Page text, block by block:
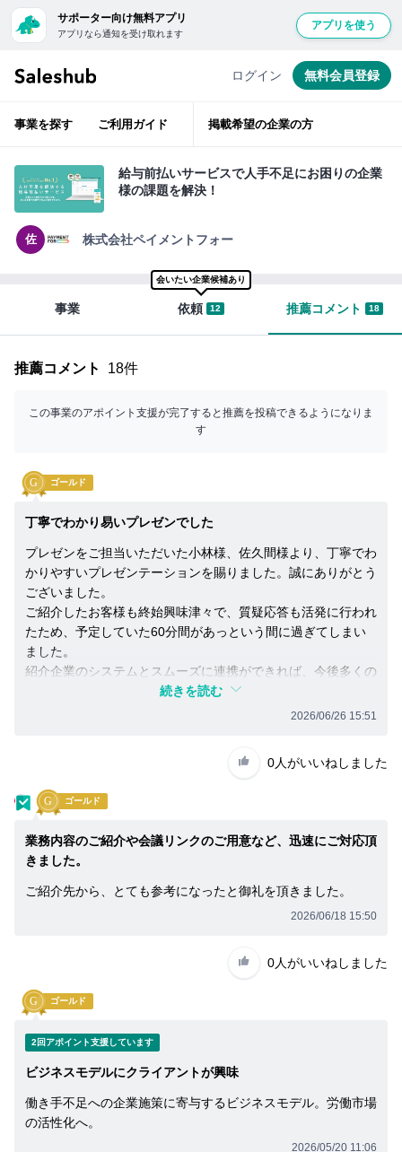
サポーター向け無料アプリ
アプリなら通知を受け取れます
アプリを使う
ログイン 無料会員登録
事業を探す ご利用ガイド 掲載希望の企業の方
給与前払いサービスで人手不足にお困りの企業
様の課題を解決！
佐 株式会社ペイメントフォー
事業
会いたい企業候補あり
依頼 12 推薦コメント 18
推薦コメント 18件
この事業のアポイント支援が完了すると推薦を投稿できるようになりま
す
ゴールド
丁寧でわかり易いプレゼンでした
プレゼンをご担当いただいた小林様、佐久間様より、丁寧でわ
かりやすいプレゼンテーションを賜りました。誠にありがとう
ございました。
ご紹介したお客様も終始興味津々で、質疑応答も活発に行われ
たため、予定していた60分間があっという間に過ぎてしまい
ました。
紹介企業のシステムとスムーズに連携ができれば、今後多くの
企業に採用されるのではないかと思います。
続きを読む
2026/06/26 15:51
0人がいいねしました
松 ゴールド
業務内容のご紹介や会議リンクのご用意など、迅速にご対応頂
きました。
ご紹介先から、とても参考になったと御礼を頂きました。
2026/06/18 15:50
0人がいいねしました
ゴールド
2回アポイント支援しています
ビジネスモデルにクライアントが興味
働き手不足への企業施策に寄与するビジネスモデル。労働市場
の活性化へ。
2026/05/20 11:06
経
豊
富
テ
ラ
が
ベ
ン
チ
ー
支
援
ポ
タ
る
前
に
料
会
員
登
録
を
まずは無料会員登録
グ
ら
ー
ル
ス
ハ
無
料
し
て
ロ
グ
る
と
い
で
き
る
う
に
な
り
ま
す
グ
イ